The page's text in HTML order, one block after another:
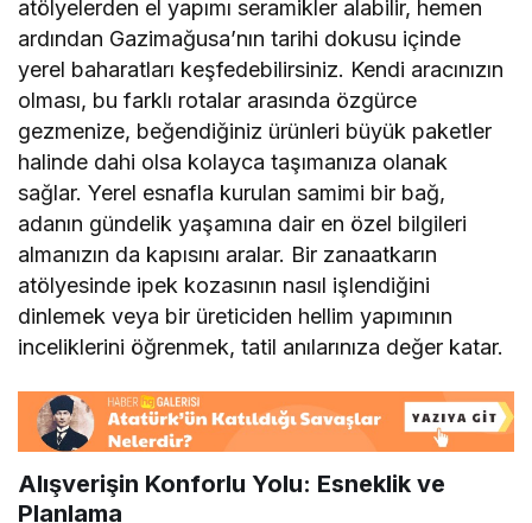
atölyelerden el yapımı seramikler alabilir, hemen
ardından Gazimağusa’nın tarihi dokusu içinde
yerel baharatları keşfedebilirsiniz. Kendi aracınızın
olması, bu farklı rotalar arasında özgürce
gezmenize, beğendiğiniz ürünleri büyük paketler
halinde dahi olsa kolayca taşımanıza olanak
sağlar. Yerel esnafla kurulan samimi bir bağ,
adanın gündelik yaşamına dair en özel bilgileri
almanızın da kapısını aralar. Bir zanaatkarın
atölyesinde ipek kozasının nasıl işlendiğini
dinlemek veya bir üreticiden hellim yapımının
inceliklerini öğrenmek, tatil anılarınıza değer katar.
Alışverişin Konforlu Yolu: Esneklik ve
Planlama